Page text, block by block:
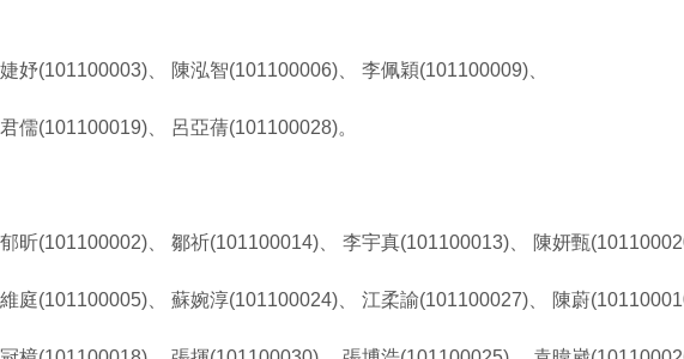
妤(101100003)、 陳泓智(101100006)、 李佩穎(101100009)、
儒(101100019)、 呂亞蒨(101100028)。
昕(101100002)、 鄒祈(101100014)、 李宇真(101100013)、 陳妍甄
庭(101100005)、 蘇婉淳(101100024)、 江柔諭(101100027)、 陳蔚